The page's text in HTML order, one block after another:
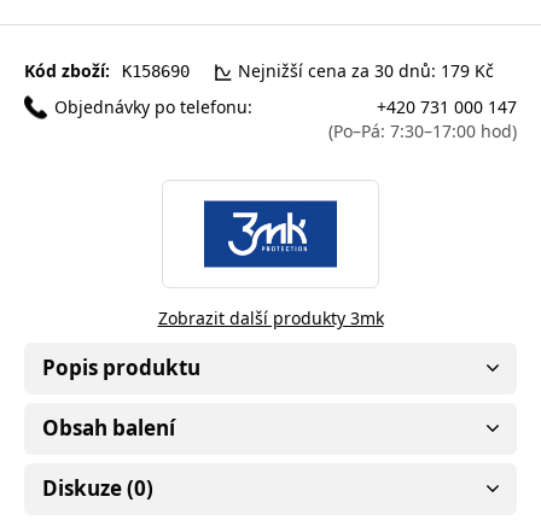
Kód zboží: K158690
Nejnižší cena za 30 dnů: 179 Kč
Objednávky po telefonu:
+420 731 000 147
(Po–Pá: 7:30–17:00 hod)
Zobrazit další produkty 3mk
Popis produktu
Obsah balení
Diskuze (0)